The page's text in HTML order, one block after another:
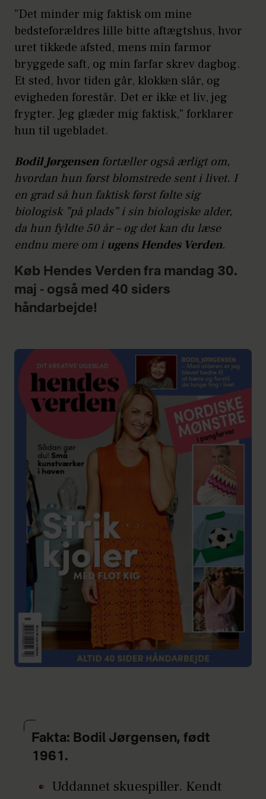
”Det minder mig faktisk om mine
bedsteforældres lille bitte aftægtshus, hvor
uret tikkede afsted, mens min farmor
bryggede saft, og min farfar skrev dagbog.
Et sted, hvor tiden går, klokken slår, og
evigheden forestår. Det er ikke et liv, jeg
frygter. Jeg glæder mig faktisk," forklarer
hun til ugebladet.
Bodil Jørgensenfortæller også ærligt om,
hvordan hun først blomstrede sent i livet. I
en grad så hun faktisk først følte sig
biologisk ”på plads” i sin biologiske alder,
da hun fyldte 50 år – og det kan du læse
endnu mere om i ugens Hendes Verden.
Køb Hendes Verden fra mandag 30.
maj - også med 40 siders
håndarbejde!
Fakta: Bodil Jørgensen, født
1961.
Uddannet skuespiller. Kendt